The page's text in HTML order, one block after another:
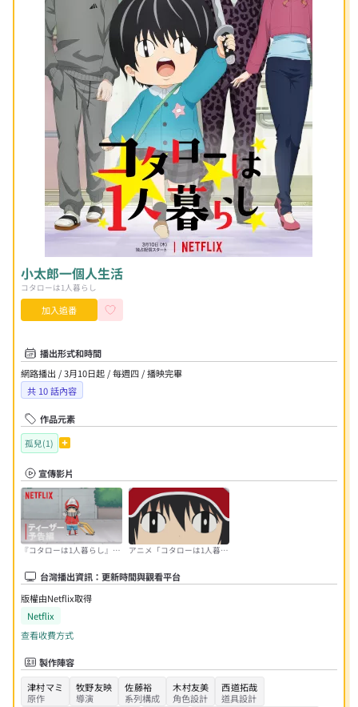
小太郎一個人生活
コタローは1人暮らし
加入追番
播出形式和時間
網路播出 / 3月10日起 / 每週四 / 播映完畢
共 10話內容
作品元素
孤兒(1)
宣傳影片
『コタローは1人暮らし』公
Netflix
アニメ「コタローは1人暮ら
台灣播出資訊：更新時間與觀看平台
版權由Netflix取得
Netflix
查看收費方式
製作陣容
津村マミ
原作
牧野友映
導演
佐藤裕
系列構成
木村友美
角色設計
西道拓哉
道具設計